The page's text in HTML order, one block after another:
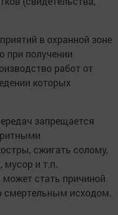
в охранной зоне
при получении
работ от
которых
запрещается
сжигать солому,
мусор и т.п.
стать причиной
смертельным исходом.